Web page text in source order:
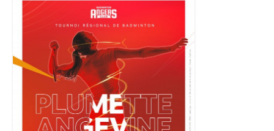
Adultes
Catégories et créneaux
Championnats interclubs
Tournois
Stages